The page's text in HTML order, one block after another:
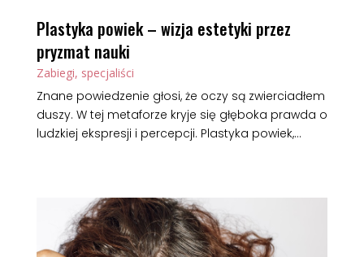
Plastyka powiek – wizja estetyki przez
pryzmat nauki
Zabiegi, specjaliści
Znane powiedzenie głosi, że oczy są zwierciadłem
duszy. W tej metaforze kryje się głęboka prawda o
ludzkiej ekspresji i percepcji. Plastyka powiek,...